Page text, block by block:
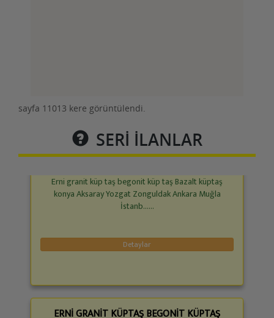
sayfa 11013 kere görüntülendi.
SERİ İLANLAR
DOĞAL BAZALT TAŞ MUĞLA
01 Mart 2024
Erni granit küp taş begonit küp taş Bazalt küptaş
İstanb......
ERNİ GRANİT KÜPTAŞ BEGONİT KÜPTAŞ
DOĞAL BAZALT TAŞ KONYA
01 Mart 2024